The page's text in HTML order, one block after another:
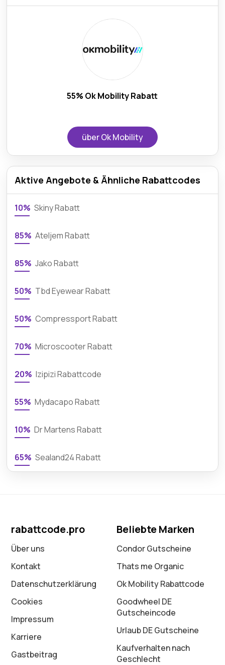
55% Ok Mobility Rabatt
über Ok Mobility
Aktive Angebote & Ähnliche Rabattcodes
10% Skiny Rabatt
85% Ateljem Rabatt
85% Jako Rabatt
50% Tbd Eyewear Rabatt
50% Compressport Rabatt
70% Microscooter Rabatt
20% Izipizi Rabattcode
55% Mydacapo Rabatt
10% Dr Martens Rabatt
65% Sealand24 Rabatt
rabattcode.pro
Über uns
Kontakt
Datenschutz­erklärung
Cookies
Impressum
Karriere
Gastbeitrag
Beliebte Marken
Condor Gutscheine
Thats me Organic
Ok Mobility Rabattcode
Goodwheel DE
Gutscheincode
Urlaub DE Gutscheine
Kaufverhalten nach
Geschlecht